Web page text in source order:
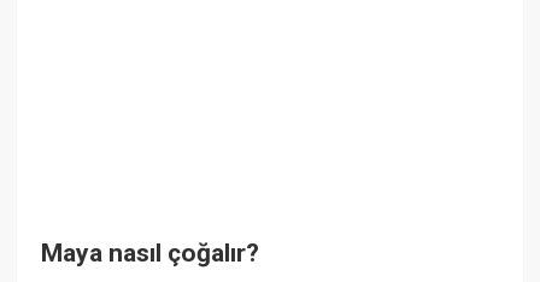
Maya nasıl çoğalır?